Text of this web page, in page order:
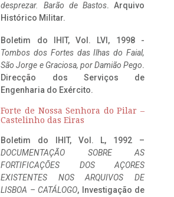
desprezar. Barão de Bastos. Arquivo
Histórico Militar.
Boletim do IHIT, Vol. LVI, 1998 -
Tombos dos Fortes das Ilhas do Faial,
São Jorge e Graciosa, por Damião Pego.
Direcção dos Serviços de
Engenharia do Exército.
Forte de Nossa Senhora do Pilar –
Castelinho das Eiras
Boletim do IHIT, Vol. L, 1992 –
DOCUMENTAÇÃO SOBRE AS
FORTIFICAÇÕES DOS AÇORES
EXISTENTES NOS ARQUIVOS DE
LISBOA – CATÁLOGO, Investigação de